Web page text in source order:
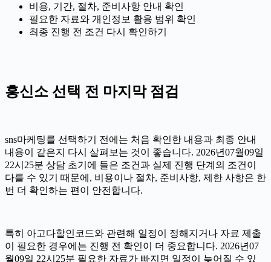
비용, 기간, 절차, 준비사항 안내 확인
필요한 자료와 개인정보 활용 범위 확인
최종 진행 전 조건 다시 확인하기
흥신소 선택 전 마지막 점검
sns마케팅를 선택하기 전에는 처음 확인한 내용과 최종 안내
내용이 같은지 다시 살펴보는 것이 좋습니다. 2026년07월09일
22시25분 상담 초기에 들은 조건과 실제 진행 단계의 조건이
다를 수 있기 때문에, 비용이나 절차, 준비사항, 제한 사항은 한
번 더 확인하는 편이 안전합니다.
특히 아고다할인코드와 관련해 일정이 정해지거나 자료 제출
이 필요한 경우에는 진행 전 확인이 더 중요합니다. 2026년07
월09일 22시25분 필요한 자료가 빠지면 일정이 늦어질 수 있